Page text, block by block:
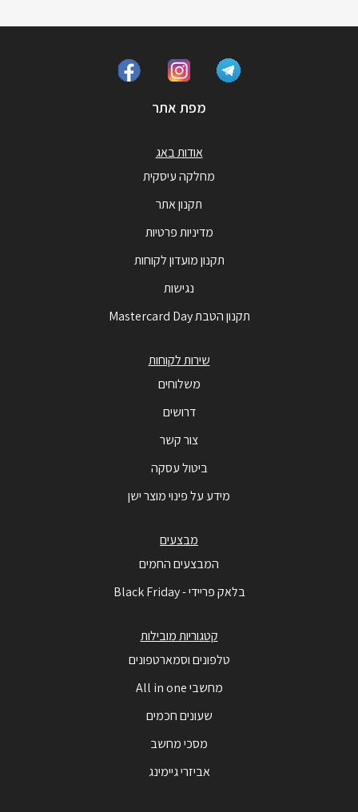
מפת אתר
אודות באג
מחלקה עיסקית
תקנון אתר
מדיניות פרטיות
תקנון מועדון לקוחות
נגישות
תקנון הטבת Mastercard Day
שירות לקוחות
משלוחים
דרושים
צור קשר
ביטול עסקה
מידע על פינוי מוצר ישן
מבצעים
המבצעים החמים
בלאק פריידי - Black Friday
קטגוריות מובילות
טלפונים וסמארטפונים
מחשבי All in one
שעונים חכמים
מסכי מחשב
אביזרי גיימינג